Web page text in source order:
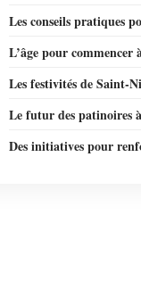
Les conseils pratiques
L’âge pour commencer
Les festivités de Saint-
Le futur des patinoires
Des initiatives pour